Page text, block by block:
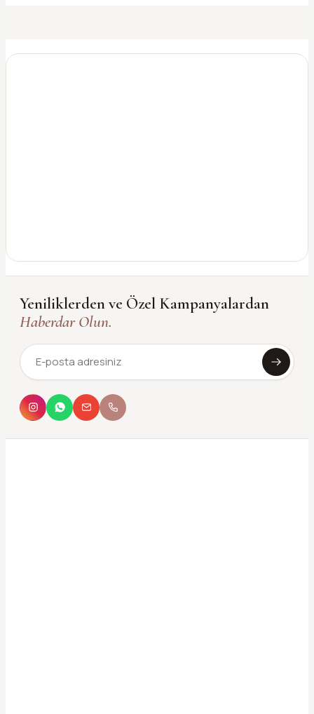
Yeniliklerden ve Özel Kampanyalardan
Haberdar Olun.